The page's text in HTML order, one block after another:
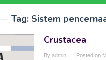
Tag: Sistem
Crustacea
By admin Posted on